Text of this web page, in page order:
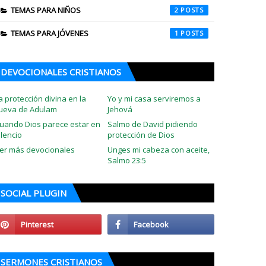
TEMAS PARA NIÑOS 2
TEMAS PARA JÓVENES 1
DEVOCIONALES CRISTIANOS
protección divina en la
de Adulam
Yo y mi casa serviremos a
Jehová
Dios parece estar en
Salmo de David pidiendo
protección de Dios
más devocionales
Unges mi cabeza con aceite,
Salmo 23:5
SOCIAL PLUGIN
SERMONES CRISTIANOS